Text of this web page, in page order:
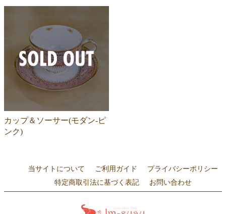
カップ＆ソーサー(モダン-ピ
ンク)
当サイトについて ご利用ガイド
プライバシーポリシー
特定商取引法に基づく表記
お問い合わせ